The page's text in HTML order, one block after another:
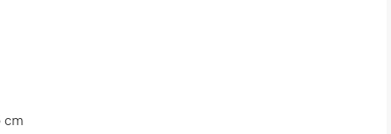
cm